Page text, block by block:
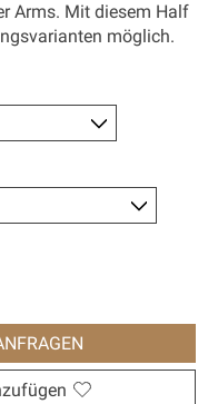
Arms. Mit diesem Half
möglich.